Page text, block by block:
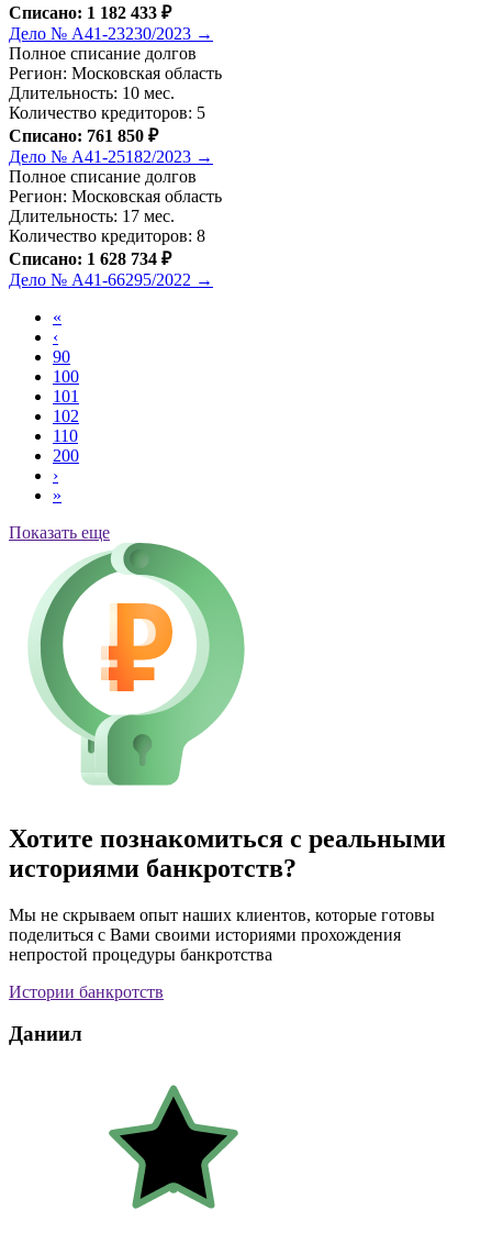
Списано: 1 182 433 ₽
Дело № А41-23230/2023 →
Полное списание долгов
Регион: Московская область
Длительность: 10 мес.
Количество кредиторов: 5
Списано: 761 850 ₽
Дело № А41-25182/2023 →
Полное списание долгов
Регион: Московская область
Длительность: 17 мес.
Количество кредиторов: 8
Списано: 1 628 734 ₽
Дело № А41-66295/2022 →
«
‹
90
100
101
102
110
200
›
»
Показать еще
Хотите познакомиться с реальными
историями банкротств?
Мы не скрываем опыт наших клиентов, которые готовы
поделиться с Вами своими историями прохождения
непростой процедуры банкротства
Истории банкротств
Даниил